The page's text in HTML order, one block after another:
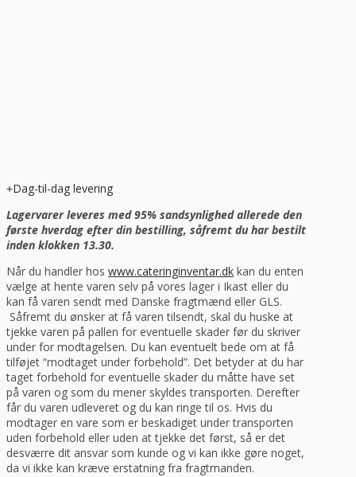
Dag-til-dag levering
Lagervarer leveres med 95% sandsynlighed allerede den
første hverdag efter din bestilling, såfremt du har bestilt
inden klokken 13.30.
Når du handler hos www.cateringinventar.dk kan du enten
vælge at hente varen selv på vores lager i Ikast eller du
kan få varen sendt med Danske fragtmænd eller GLS.
Såfremt du ønsker at få varen tilsendt, skal du huske at
tjekke varen på pallen for eventuelle skader før du skriver
under for modtagelsen. Du kan eventuelt bede om at få
tilføjet “modtaget under forbehold”. Det betyder at du har
taget forbehold for eventuelle skader du måtte have set
på varen og som du mener skyldes transporten. Derefter
får du varen udleveret og du kan ringe til os. Hvis du
modtager en vare som er beskadiget under transporten
uden forbehold eller uden at tjekke det først, så er det
desværre dit ansvar som kunde og vi kan ikke gøre noget,
da vi ikke kan kræve erstatning fra fragtmanden.